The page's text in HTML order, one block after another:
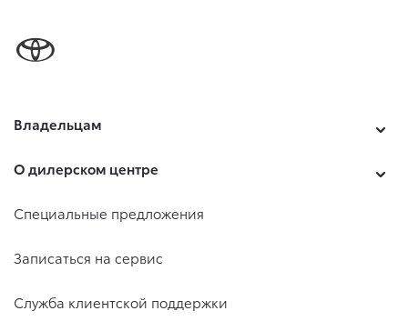
Владельцам
О дилерском центре
Специальные предложения
Записаться на сервис
Служба клиентской поддержки